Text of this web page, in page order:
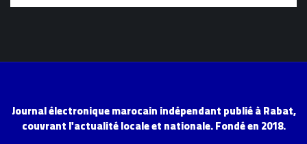
Journal électronique marocain indépendant publié à Rabat,
couvrant l'actualité locale et nationale. Fondé en 2018.